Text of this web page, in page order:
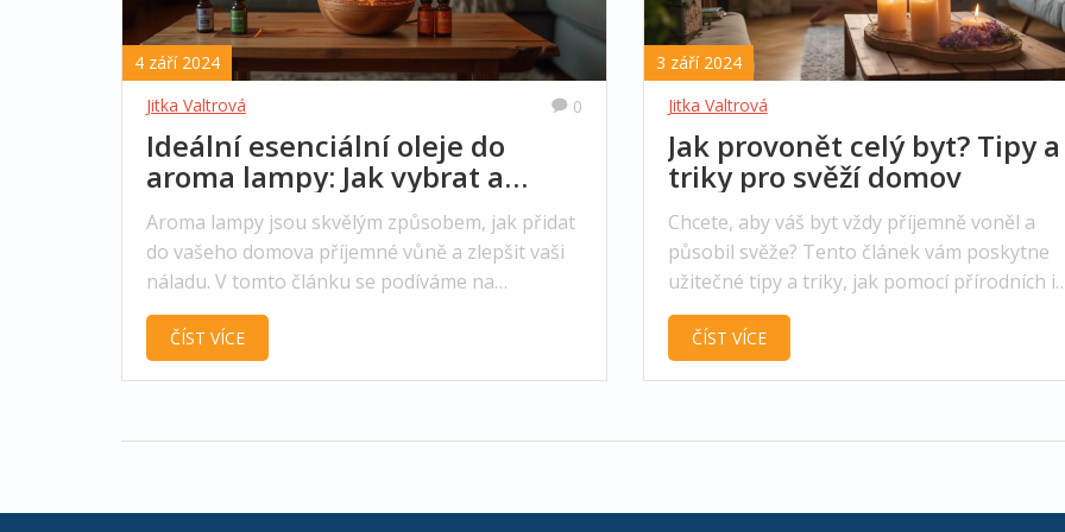
4 září 2024
Jitka Valtrová
0
Ideální esenciální oleje do
aroma lampy: Jak vybrat a
použít
Aroma lampy jsou skvělým způsobem, jak přidat
do vašeho domova příjemné vůně a zlepšit vaši
náladu. V tomto článku se podíváme na
esenciální oleje, které jsou vhodné pro použití v
aroma lampách, a také na to, jak je správně
ČÍST VÍCE
3 září 2024
Jitka Valtrová
Jak provonět celý byt? Tipy a
triky pro svěží domov
Chcete, aby váš byt vždy příjemně voněl a
působil svěže? Tento článek vám poskytne
užitečné tipy a triky, jak pomocí přírodních i
umělých prostředků provonět celý byt. Od
aromatických svíček po domácí osvěžovače
ČÍST VÍCE